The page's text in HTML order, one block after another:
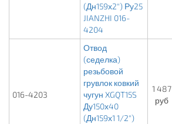
(Дн159х2") Ру25
JIANZHI 016-
4204
016-4203
Отвод
(седелка)
резьбовой
грувлок ковкий
чугун XGQT15S
Ду150х40
(Дн159х1 1/2")
1 487
руб